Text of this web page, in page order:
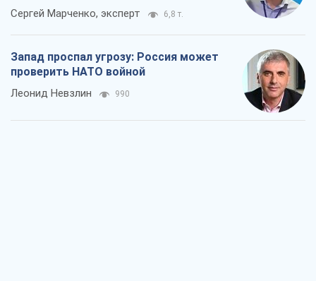
Сергей Марченко, эксперт 6,8 т.
Запад проспал угрозу: Россия может
проверить НАТО войной
Леонид Невзлин 990